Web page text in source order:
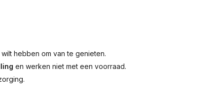
hebben om van te genieten.
en werken niet met een voorraad.